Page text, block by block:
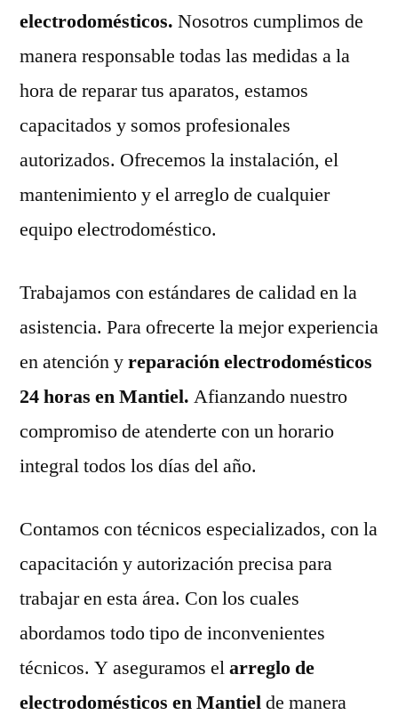
electrodomésticos. Nosotros cumplimos de
manera responsable todas las medidas a la
hora de reparar tus aparatos, estamos
capacitados y somos profesionales
autorizados. Ofrecemos la instalación, el
mantenimiento y el arreglo de cualquier
equipo electrodoméstico.
Trabajamos con estándares de calidad en la
asistencia. Para ofrecerte la mejor experiencia
en atención yreparación electrodomésticos
24 horas en Mantiel. Afianzando nuestro
compromiso de atenderte con un horario
integral todos los días del año.
Contamos con técnicos especializados, con la
capacitación y autorización precisa para
trabajar en esta área. Con los cuales
abordamos todo tipo de inconvenientes
técnicos. Y aseguramos elarreglo de
electrodomésticos en Mantielde manera